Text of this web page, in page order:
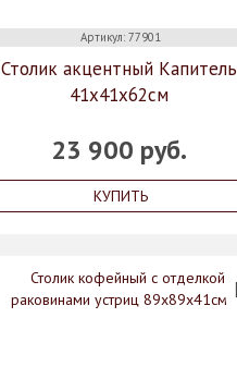
Артикул: 77901
Столик акцентный Капитель
41х41х62см
23 900 руб.
КУПИТЬ